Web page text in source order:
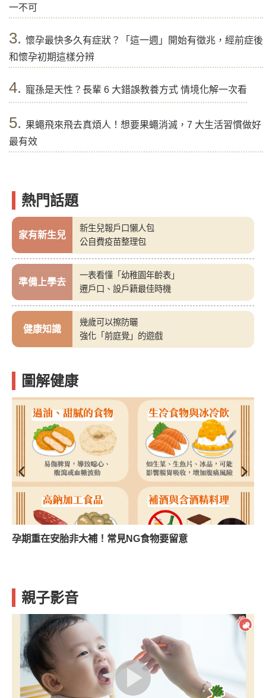
一不可
3. 懷孕最快多久有症狀？「這一週」開始有徵兆，經前症後
和懷孕初期這樣分辨
4. 寵孫是天性？長輩 6 大錯誤教養方式 情境化解一次看
5. 果蠅飛來飛去真煩人！想要果蠅消滅，7 大生活習慣做好
最有效
熱門話題
家有新生兒
新生兒報戶口懶人包
公自費疫苗整理包
準備上學去
一表看懂「幼稚園年齡表」
遷戶口、設戶籍最佳時機
健康知識
幾歲可以擦防曬
強化「前庭覺」的遊戲
圖解健康
孕期重在安胎非大補！常見NG食物要留意
親子影音